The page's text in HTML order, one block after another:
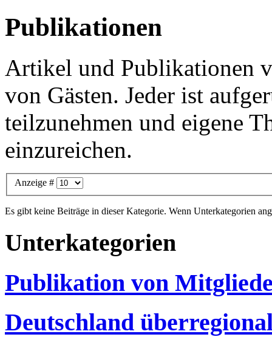
Publikationen
Artikel und Publikationen
von Gästen. Jeder ist
teilzunehmen und eigene
einzureichen.
Anzeige #
Es gibt keine Beiträge in dieser Kategorie. Wenn Unterkategorien
Unterkategorien
Publikation von
Deutschland